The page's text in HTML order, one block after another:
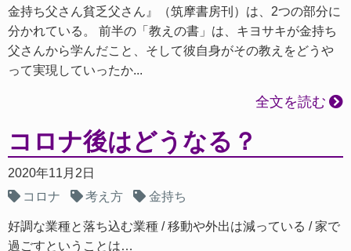
金持ち父さん貧乏父さん』（筑摩書房刊）は、2つの部分に
分かれている。 前半の「教えの書」は、キヨサキが金持ち
父さんから学んだこと、そして彼自身がその教えをどうや
って実現していったか...
全文を読む
コロナ後はどうなる？
2020年11月2日
コロナ
考え方 金持ち
好調な業種と落ち込む業種 移動や外出は減っている
家で
過ごすということは…